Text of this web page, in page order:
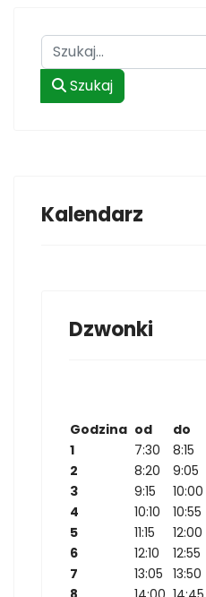
Szukaj
Szukaj
Kalendarz
Dzwonki
Godzina od
do
1
7:30
8:15
2
8:20
9:05
3
9:15
10:00
4
10:10
10:55
5
11:15
12:00
6
12:10
12:55
7
13:05 13:50